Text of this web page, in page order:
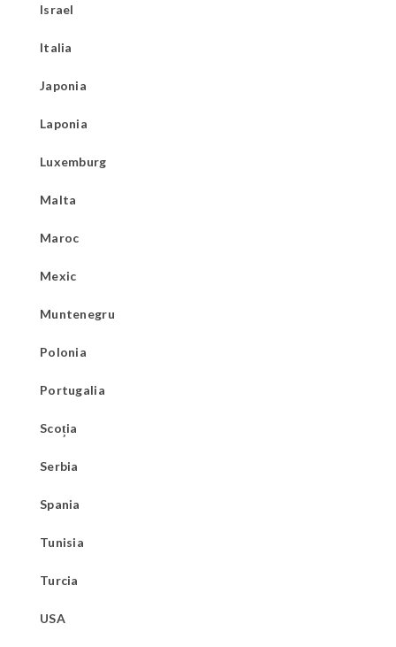
Israel
Italia
Japonia
Laponia
Luxemburg
Malta
Maroc
Mexic
Muntenegru
Polonia
Portugalia
Scoția
Serbia
Spania
Tunisia
Turcia
USA